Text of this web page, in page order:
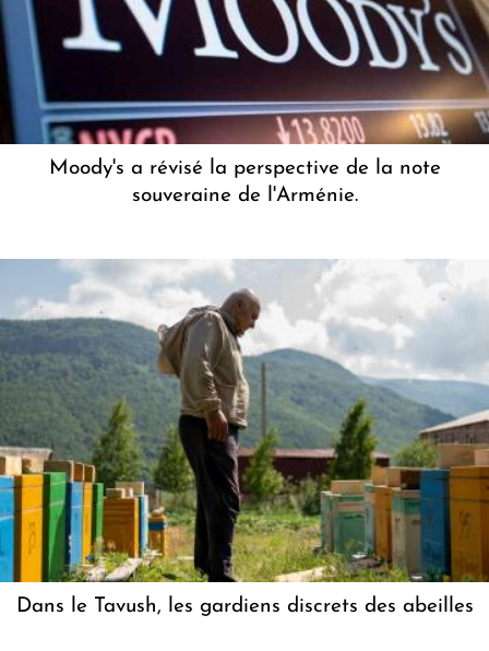
Moody's a révisé la perspective de la note
souveraine de l'Arménie.
Dans le Tavush, les gardiens discrets des abeilles